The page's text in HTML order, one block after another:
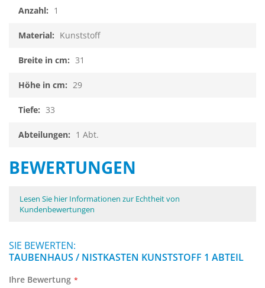
1
Kunststoff
31
29
33
1 Abt.
BEWERTUNGEN
Lesen Sie hier Informationen zur Echtheit von
Kundenbewertungen
SIE BEWERTEN:
TAUBENHAUS / NISTKASTEN KUNSTSTOFF 1 ABTEIL
Ihre Bewertung